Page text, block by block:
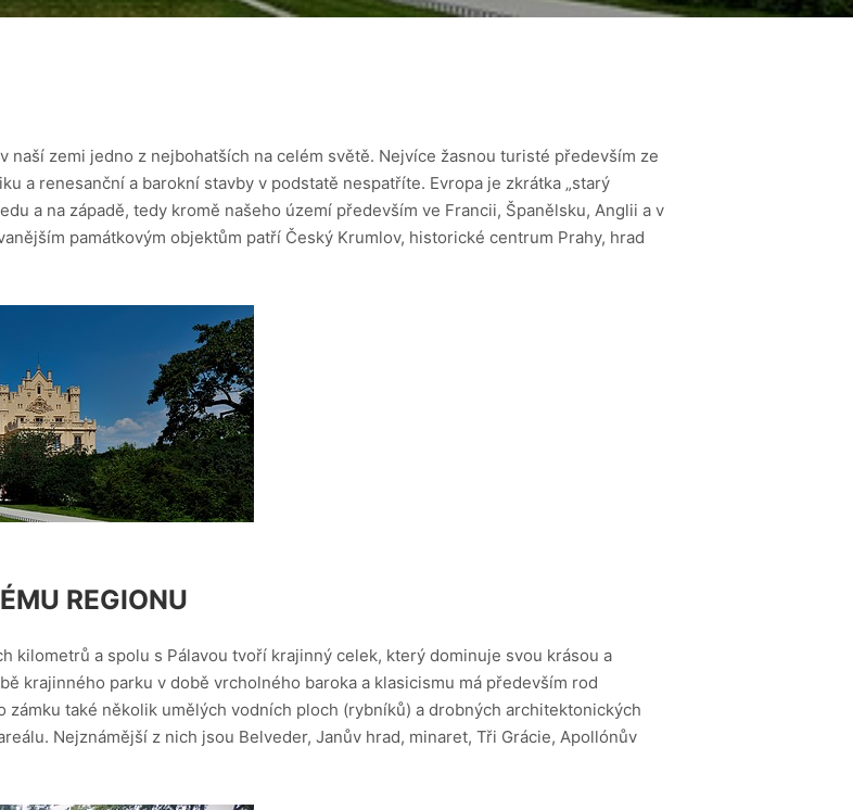
zemi jedno z nejbohatších na celém světě. Nejvíce žasnou turisté především ze
a renesanční a barokní stavby v podstatě nespatříte. Evropa je zkrátka „starý
a na západě, tedy kromě našeho území především ve Francii, Španělsku, Anglii a v
památkovým objektům patří Český Krumlov, historické centrum Prahy, hrad
REGIONU
kilometrů a spolu s Pálavou tvoří krajinný celek, který dominuje svou krásou a
krajinného parku v době vrcholného baroka a klasicismu má především rod
také několik umělých vodních ploch (rybníků) a drobných architektonických
Nejznámější z nich jsou Belveder, Janův hrad, minaret, Tři Grácie, Apollónův